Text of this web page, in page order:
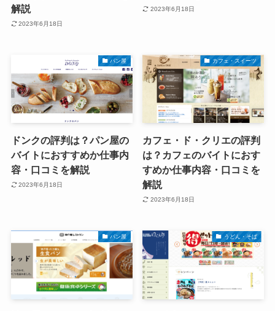
解説
2023年6月18日
2023年6月18日
パン屋
ドンクの評判は？パン屋の
バイトにおすすめか仕事内
容・口コミを解説
2023年6月18日
カフェ・スイーツ
カフェ・ド・クリエの評判
は？カフェのバイトにおす
すめか仕事内容・口コミを
解説
2023年6月18日
パン屋 うどん・そば